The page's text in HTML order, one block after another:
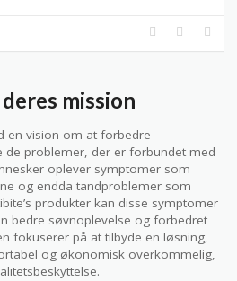
mission
en vision om at forbedre
de problemer, der er forbundet med
oplever symptomer som
og endda tandproblemer som
produkter kan disse symptomer
bedre søvnoplevelse og forbedret
fokuserer på at tilbyde en løsning,
og økonomisk overkommelig,